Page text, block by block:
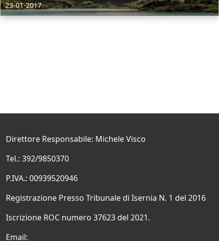
23-01-2017
Direttore Responsabile: Michele Visco
Tel.: 392/9850370
P.IVA.: 00939520946
Registrazione Presso Tribunale di Isernia N. 1 del 2016
Iscrizione ROC numero 37623 del 2021.
Email: